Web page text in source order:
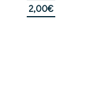
2,00€